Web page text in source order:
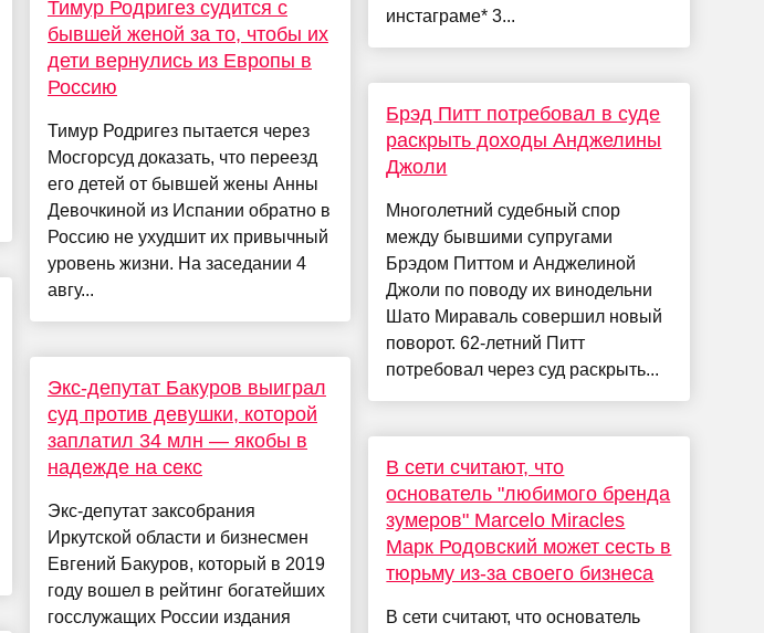
Тимур Родригез судится с
бывшей женой за то, чтобы их
дети вернулись из Европы в
Россию
Тимур Родригез пытается через
Мосгорсуд доказать, что переезд
его детей от бывшей жены Анны
Девочкиной из Испании обратно в
Россию не ухудшит их привычный
уровень жизни. На заседании 4
авгу...
Экс-депутат Бакуров выиграл
суд против девушки, которой
заплатил 34 млн — якобы в
надежде на секс
Экс-депутат заксобрания
Иркутской области и бизнесмен
Евгений Бакуров, который в 2019
году вошел в рейтинг богатейших
госслужащих России издания
инстаграме* 3...
Брэд Питт потребовал в суде
раскрыть доходы Анджелины
Джоли
Многолетний судебный спор
между бывшими супругами
Брэдом Питтом и Анджелиной
Джоли по поводу их винодельни
Шато Мираваль совершил новый
поворот. 62-летний Питт
потребовал через суд раскрыть...
В сети считают, что
основатель "любимого бренда
зумеров" Marcelo Miracles
Марк Родовский может сесть в
тюрьму из-за своего бизнеса
В сети считают, что основатель